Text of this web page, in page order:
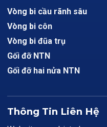
Vòng bi cầu rãnh sâu
Vòng bi côn
Vòng bi đũa trụ
Gối đỡ NTN
Gối đỡ hai nửa NTN
Thông Tin Liên Hệ